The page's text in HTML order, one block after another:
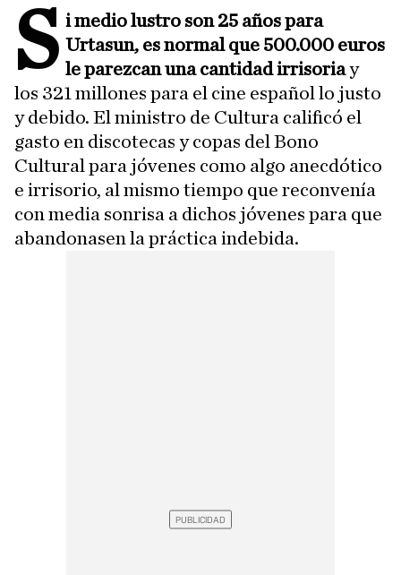
S i medio lustro son 25 años para
Urtasun, es normal que 500.000 euros
le parezcan una cantidad irrisoriay
los 321 millones para el cine español lo justo
y debido. El ministro de Cultura calificó el
gasto en discotecas y copas del Bono
Cultural para jóvenes como algo anecdótico
e irrisorio, al mismo tiempo que reconvenía
con media sonrisa a dichos jóvenes para que
abandonasen la práctica indebida.